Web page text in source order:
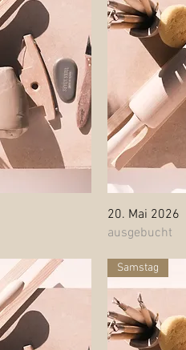
20. Mai 2026
ausgebucht
Samstag